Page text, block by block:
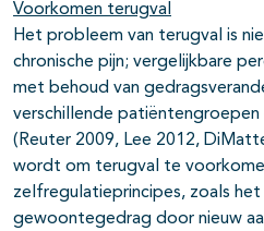
Voorkomen terugval
Het probleem van terugval is
chronische pijn; vergelijkbare
met behoud van
verschillende
(Reuter 2009, Lee 2012,
wordt om terugval te
zelfregulatieprincipes, zoals het
gewoontegedrag door nieuw